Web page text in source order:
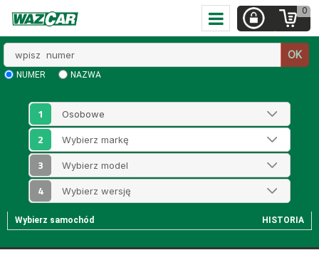
0
numer
OK
NUMER NAZWA
1
2
3
4
Wybierz samochód HISTORIA